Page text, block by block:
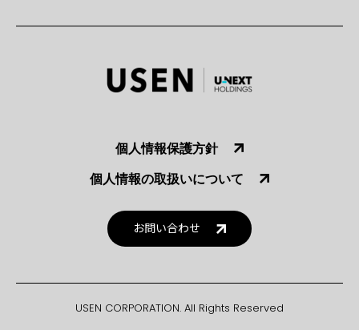
個人情報保護方針
個人情報の取扱いについて
お問い合わせ
USEN CORPORATION. All Rights Reserved